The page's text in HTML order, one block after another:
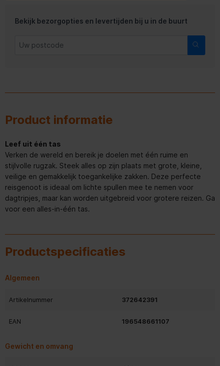
Bekijk bezorgopties en levertijden bij u in de buurt
Product informatie
Leef uit één tas
Verken de wereld en bereik je doelen met één ruime en
stijlvolle rugzak. Steek alles op zijn plaats met grote, kleine,
veilige en gemakkelijk toegankelijke zakken. Deze perfecte
reisgenoot is ideaal om lichte spullen mee te nemen voor
dagtripjes, maar kan worden uitgebreid voor grotere reizen. Ga
voor een alles-in-één tas.
Productspecificaties
Algemeen
Artikelnummer 372642391
EAN 196548661107
Gewicht en omvang